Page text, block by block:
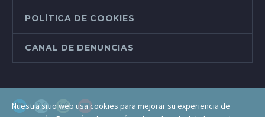
POLÍTICA DE COOKIES
CANAL DE DENUNCIAS
Nuestra sitio web usa cookies para mejorar su experiencia de